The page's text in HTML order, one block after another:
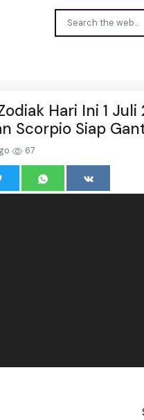
Hari Ini 1
Scorpio Siap
67